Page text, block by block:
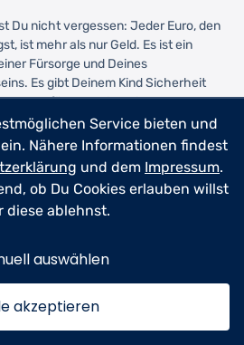
Du nicht vergessen: Jeder Euro, den
ist mehr als nur Geld. Es ist ein
Fürsorge und Deines
Es gibt Deinem Kind Sicherheit
Gefühl, alles in Deiner Macht
zu tun.
ist jetzt. Nicht morgen, nicht
dem nächsten Gehaltseingang.
mit 25 Euro monatlich startest – es ist
Mit jedem Monat, der vergeht,
nicht mit 5 danken, vielleicht auch
mit 18 vor wichtigen Entscheidungen
Service bieten und
Nähere Informationen findest
und dem Impressum.
ob Du Cookies erlauben willst
diese ablehnst.
auswählen
akzeptieren